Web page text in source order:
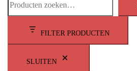
FILTER PRODUCTEN
SLUITEN